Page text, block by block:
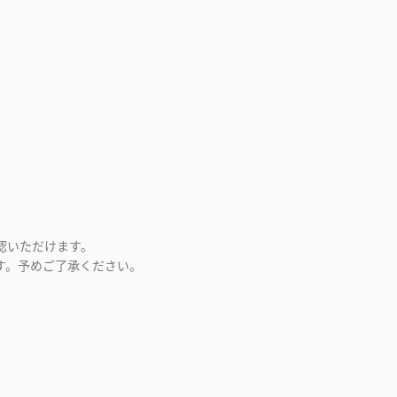
ただけます。
予めご了承ください。